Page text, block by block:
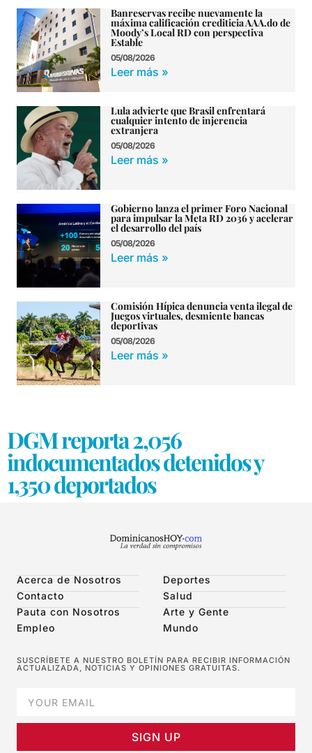
Banreservas recibe nuevamente la
máxima calificación crediticia AAA.do de
Moody’s Local RD con perspectiva
Estable
05/08/2026
Leer más »
Lula advierte que Brasil enfrentará
cualquier intento de injerencia
extranjera
05/08/2026
Leer más »
Gobierno lanza el primer Foro Nacional
para impulsar la Meta RD 2036 y acelerar
el desarrollo del país
05/08/2026
Leer más »
Comisión Hípica denuncia venta ilegal de
Juegos virtuales, desmiente bancas
deportivas
05/08/2026
Leer más »
DGM reporta 2,056
indocumentados detenidos y
1,350 deportados
Acerca de Nosotros
Contacto
Pauta con Nosotros
Empleo
Deportes
Salud
Arte y Gente
Mundo
SUSCRÍBETE A NUESTRO BOLETÍN PARA RECIBIR INFORMACIÓN
ACTUALIZADA, NOTICIAS Y OPINIONES GRATUITAS.
SIGN UP